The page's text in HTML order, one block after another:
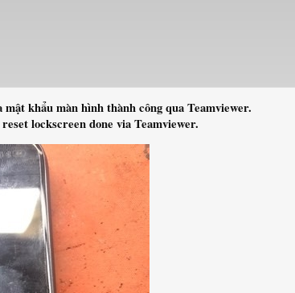
mật khẩu màn hình thành công qua Teamviewer.
lockscreen done via Teamviewer.